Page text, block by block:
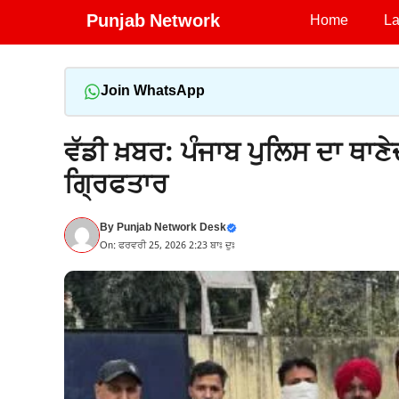
Punjab Network Home
Join WhatsApp
ਵੱਡੀ ਖ਼ਬਰ: ਪੰਜਾਬ ਪੁਲਿਸ ਦਾ
ਗ੍ਰਿਫਤਾਰ
ByPunjab Network Desk
On: ਫਰਵਰੀ 25, 2026 2:23 ਬਾਃ ਦੁਃ